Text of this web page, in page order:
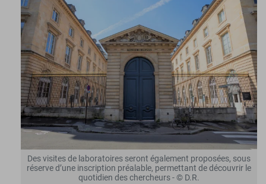
Des visites de laboratoires seront également proposées, sous
réserve d’une inscription préalable, permettant de découvrir le
quotidien des chercheurs - © D.R.